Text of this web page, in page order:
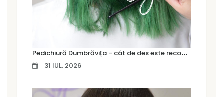
P
edichiură Dumbrăvița – cât de des este recomandat să îți faci o pedichiură profesională
31 IUL. 2026